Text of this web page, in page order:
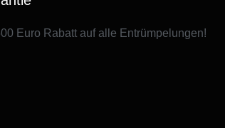
Euro Rabatt​ auf alle Entrümpelungen!